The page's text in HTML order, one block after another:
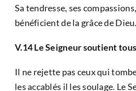
Sa tendresse, ses
bénéficient de la grâce de Dieu.
V.14 Le Seigneur soutient
Il ne rejette pas ceux qui
les accablés il les soulage. Le